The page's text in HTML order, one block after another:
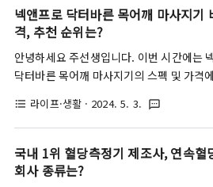
다. 가정용 삼성 프린터기 종류 (잉크젯/
로 각각의 스펙이나 가격도 한 눈에 정리해
겠습니다. 목어깨 마사지기 효과가장 먼저
위의 조사에 따르면 한국인들의 하루 평균
사용량은 무려 5시간이라고 합니다. 그래서
보다 목어깨 통증이나 근막통증증후군을 앓
니다. 따라서 목어깨 근육이 딱딱하게 굳어
전..
넥앤프로 닥터바른 목어깨 마사지기
격, 추천 순위는?
안녕하세요 주선생입니다. 이번 시간에는
닥터바른 목어깨 마사지기의 스펙 및 가격
한 제품이라서 고민하시는 분들이 많으실 것
되는데요. 무엇이든 자신이 직접 비교해보
것이 좋다고 저는 생각을 합니다. 추가로 국
장 많이 팔리는 목어깨 마사지기 추천 순위
format_list_bulleted 라이프·생활 · 2024. 5. 3. textsms
국내 1위 혈당측정기 제조사, 연속혈
회사 종류는?